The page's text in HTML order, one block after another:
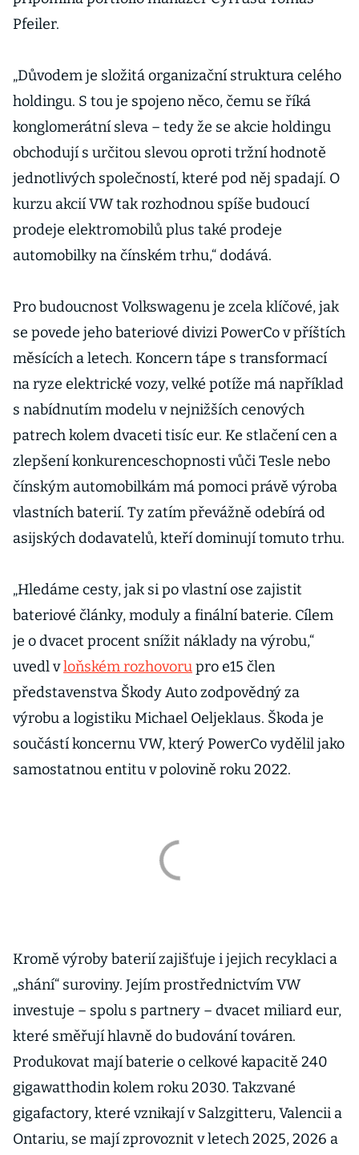
Pfeiler.
„Důvodem je složitá organizační struktura celého
holdingu. S tou je spojeno něco, čemu se říká
konglomerátní sleva – tedy že se akcie holdingu
obchodují s určitou slevou oproti tržní hodnotě
jednotlivých společností, které pod něj spadají. O
kurzu akcií VW tak rozhodnou spíše budoucí
prodeje elektromobilů plus také prodeje
automobilky na čínském trhu,“ dodává.
Pro budoucnost Volkswagenu je zcela klíčové, jak
se povede jeho bateriové divizi PowerCo v příštích
měsících a letech. Koncern tápe s transformací
na ryze elektrické vozy, velké potíže má například
s nabídnutím modelu v nejnižších cenových
patrech kolem dvaceti tisíc eur. Ke stlačení cen a
zlepšení konkurenceschopnosti vůči Tesle nebo
čínským automobilkám má pomoci právě výroba
vlastních baterií. Ty zatím převážně odebírá od
asijských dodavatelů, kteří dominují tomuto trhu.
„Hledáme cesty, jak si po vlastní ose zajistit
bateriové články, moduly a finální baterie. Cílem
je o dvacet procent snížit náklady na výrobu,“
uvedl vloňském rozhovorupro e15 člen
představenstva Škody Auto zodpovědný za
výrobu a logistiku Michael Oeljeklaus. Škoda je
součástí koncernu VW, který PowerCo vydělil jako
samostatnou entitu v polovině roku 2022.
Kromě výroby baterií zajišťuje i jejich recyklaci a
„shání“ suroviny. Jejím prostřednictvím VW
investuje – spolu s partnery – dvacet miliard eur,
které směřují hlavně do budování továren.
Produkovat mají baterie o celkové kapacitě 240
gigawatthodin kolem roku 2030. Takzvané
gigafactory, které vznikají v Salzgitteru, Valencii a
Ontariu, se mají zprovoznit v letech 2025, 2026 a